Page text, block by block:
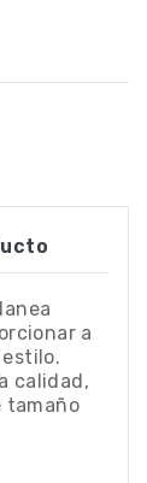
a
calidad,
tamaño